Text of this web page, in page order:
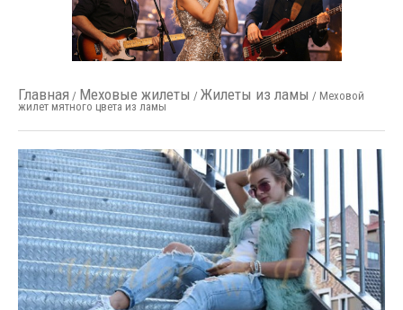
Главная / Меховые жилеты / Жилеты из ламы / Меховой
жилет мятного цвета из ламы